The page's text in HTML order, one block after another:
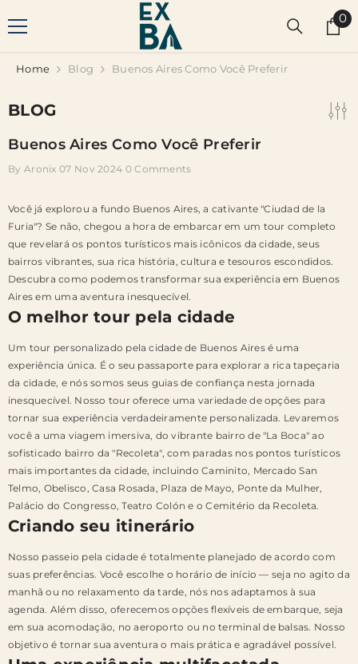
00
Home Blog Buenos Aires Como Você Preferir
BLOG
Buenos Aires Como Você Preferir
By Aronix 07 Nov 2024 0 Comments
Você já explorou a fundo Buenos Aires, a cativante "Ciudad de la
Furia"? Se não, chegou a hora de embarcar em um tour completo
que revelará os pontos turísticos mais icônicos da cidade, seus
bairros vibrantes, sua rica história, cultura e tesouros escondidos.
Descubra como podemos transformar sua experiência em Buenos
Aires em uma aventura inesquecível.
O melhor tour pela cidade
Um tour personalizado pela cidade de Buenos Aires é uma
experiência única. É o seu passaporte para explorar a rica tapeçaria
da cidade, e nós somos seus guias de confiança nesta jornada
inesquecível. Nosso tour oferece uma variedade de opções para
tornar sua experiência verdadeiramente personalizada. Levaremos
você a uma viagem imersiva, do vibrante bairro de "La Boca" ao
sofisticado bairro da "Recoleta", com paradas nos pontos turísticos
mais importantes da cidade, incluindo Caminito, Mercado San
Telmo, Obelisco, Casa Rosada, Plaza de Mayo, Ponte da Mulher,
Palácio do Congresso, Teatro Colón e o Cemitério da Recoleta.
Criando seu itinerário
Nosso passeio pela cidade é totalmente planejado de acordo com
suas preferências. Você escolhe o horário de início — seja no agito da
manhã ou no relaxamento da tarde, nós nos adaptamos à sua
agenda. Além disso, oferecemos opções flexíveis de embarque, seja
em sua acomodação, no aeroporto ou no terminal de balsas. Nosso
objetivo é tornar sua aventura o mais prática e agradável possível.